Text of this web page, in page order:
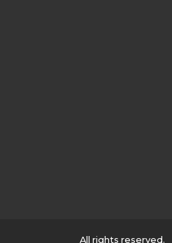
All rights reserved.